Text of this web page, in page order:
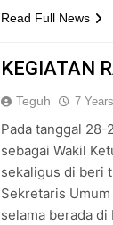
Read Full News
KEGIATAN
Teguh 7
Pada tanggal 28-
sebagai Wakil
sekaligus di beri
Sekretaris
selama berada